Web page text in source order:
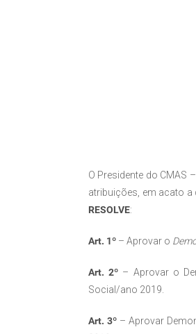
O Presidente do CMAS
atribuições, em acato a
RESOLVE:
Art. 1º – Aprovar o
Art. 2º – Aprovar o
Social/ano 2019.
Art. 3º – Aprovar